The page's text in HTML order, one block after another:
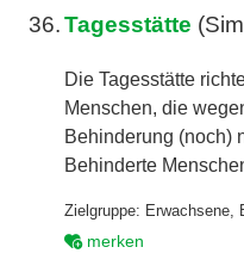
36. Tagesstätte
Die Tagesstätte
Menschen, die
Behinderung (noch)
Behinderte
Zielgruppe: Erwachsene
merken